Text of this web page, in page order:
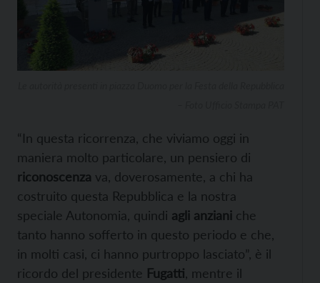
“In questa ricorrenza, che viviamo oggi in
maniera molto particolare, un pensiero di
riconoscenza va, doverosamente, a chi ha
costruito questa Repubblica e la nostra
speciale Autonomia, quindi agli anziani che
tanto hanno sofferto in questo periodo e che,
in molti casi, ci hanno purtroppo lasciato”, è il
ricordo del presidente Fugatti , mentre il